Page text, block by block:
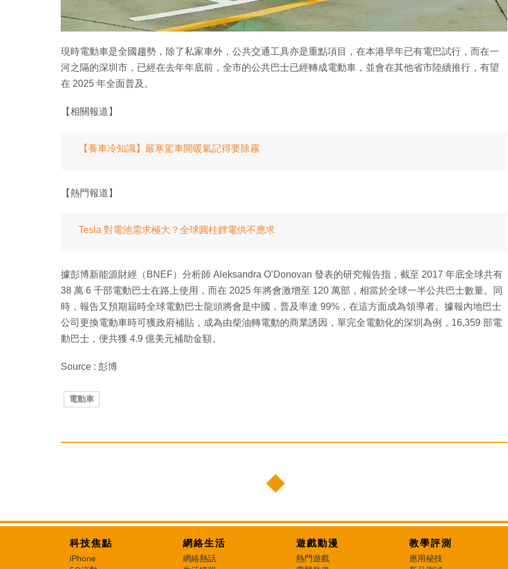
現時電動車是全國趨勢，除了私家車外，公共交通工具亦是重點項目，在本港早年已有電巴試行，而在一
河之隔的深圳市，已經在去年年底前，全市的公共巴士已經轉成電動車，並會在其他省市陸續推行，有望
在 2025 年全面普及。
【相關報道】
【養車冷知識】嚴寒駕車開暖氣記得要除霧
【熱門報道】
Tesla 對電池需求極大？全球圓柱鋰電供不應求
據彭博新能源財經（BNEF）分析師 Aleksandra O’Donovan 發表的研究報告指，截至 2017 年底全球共有
38 萬 6 千部電動巴士在路上使用，而在 2025 年將會激增至 120 萬部，相當於全球一半公共巴士數量。同
時，報告又預期屆時全球電動巴士龍頭將會是中國，普及率達 99%，在這方面成為領導者。據報內地巴士
公司更換電動車時可獲政府補貼，成為由柴油轉電動的商業誘因，單完全電動化的深圳為例，16,359 部電
動巴士，便共獲 4.9 億美元補助金額。
Source : 彭博
電動車
科技焦點
iPhone
網絡生活
網絡熱話
遊戲動漫
熱門遊戲
教學評測
應用秘技